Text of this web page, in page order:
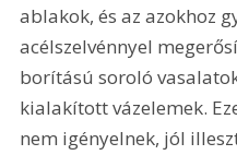
ablakok, és az azokhoz
acélszelvénnyel
borítású soroló
kialakított vázelemek.
nem igényelnek, jól